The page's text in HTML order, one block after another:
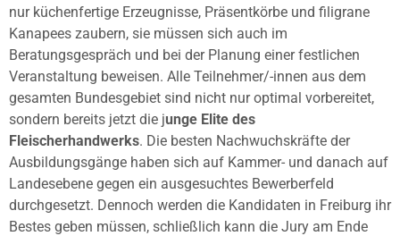
nur küchenfertige Erzeugnisse, Präsentkörbe und filigrane
Kanapees zaubern, sie müssen sich auch im
Beratungsgespräch und bei der Planung einer festlichen
Veranstaltung beweisen. Alle Teilnehmer/-innen aus dem
gesamten Bundesgebiet sind nicht nur optimal vorbereitet,
sondern bereits jetzt die junge Elite des
Fleischerhandwerks. Die besten Nachwuchskräfte der
Ausbildungsgänge haben sich auf Kammer- und danach auf
Landesebene gegen ein ausgesuchtes Bewerberfeld
durchgesetzt. Dennoch werden die Kandidaten in Freiburg ihr
Bestes geben müssen, schließlich kann die Jury am Ende